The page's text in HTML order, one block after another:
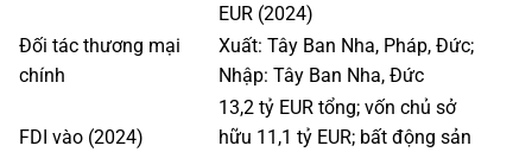
EUR (2024)
Đối tác thương mại
chính
Xuất: Tây Ban Nha, Pháp, Đức;
Nhập: Tây Ban Nha, Đức
FDI vào (2024)
13,2 tỷ EUR tổng; vốn chủ sở
hữu 11,1 tỷ EUR; bất động sản